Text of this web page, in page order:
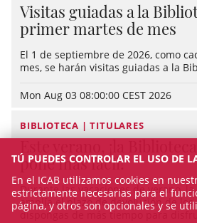
Visitas guiadas a la
primer martes de mes
El 1 de septiembre de 2026, como
mes, se harán visitas guiadas a la
Mon Aug 03 08:00:00 CEST 2026
BIBLIOTECA | TITULARES
pone más fácil!
Durante las vacaciones de verano, la
amplía el plazo de devolución de los
dispongas de más tiempo para
TÚ PUEDES CONTROLAR EL USO DE
En el ICAB utilizamos cookies en
estrictamente necesarias para el
página, y otros son opcionales y se